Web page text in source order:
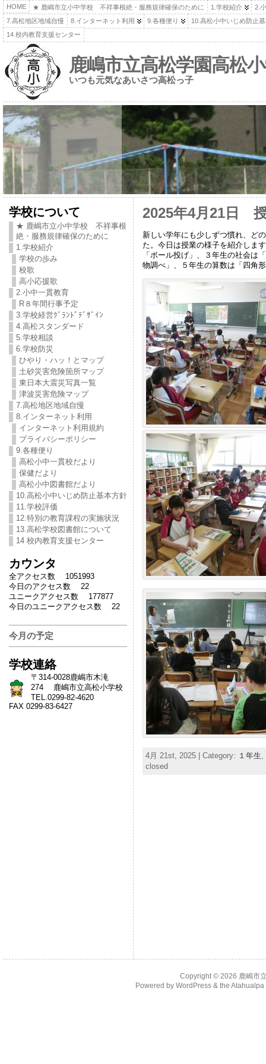
HOME ★ 鹿嶋市立小中学校 不祥事根絶・服務規律確保のために 1.学校紹介
2.
7.高松地区地域自慢
8.インターネット利用 9.各種便り
10.高松小中いじめ防止
14 校内教育支援センター
鹿嶋市立高松学園高松
いつも元気なあいさつ高松っ子
学校について
★ 鹿嶋市立小中学校 不祥事根
絶・服務規律確保のために
1.学校紹介
学校の歩み
校歌
高小応援歌
2.小中一貫教育
R８年間行事予定
3.学校経営ｸﾞﾗﾝﾄﾞﾃﾞｻﾞｲﾝ
4.高松スタンダード
5.学校相談
6.学校防災
ひやり・ハッ！とマップ
土砂災害危険箇所マップ
東日本大震災写真一覧
津波災害危険マップ
7.高松地区地域自慢
8.インターネット利用
インターネット利用規約
プライバシーポリシー
9.各種便り
高松小中一貫校だより
保健だより
高松小中図書館だより
10.高松小中いじめ防止基本方針
11.学校評価
12.特別の教育課程の実施状況
13.高松学校図書館について
14 校内教育支援センター
カウンタ
全アクセス数 1051993
今日のアクセス数 22
ユニークアクセス数 177877
今日のユニークアクセス数 22
今月の予定
学校連絡
〒314-0028鹿嶋市木滝
274 鹿嶋市立高松小学校
TEL.0299-82-4620
FAX 0299-83-6427
2025年4月21日
新しい学年にも少しずつ慣れ、ど
た。今日は授業の様子を紹介しま
「ボール投げ」、３年生の社会は
物調べ」、５年生の算数は「四角
4月 21st, 2025 | Category: １年生,
closed
Copyright © 2026 鹿嶋市
Powered by WordPress& the Atahualpa